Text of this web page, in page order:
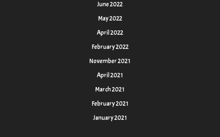
June 2022
May 2022
April 2022
February 2022
November 2021
April 2021
March 2021
February 2021
January 2021